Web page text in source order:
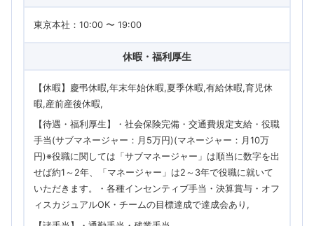
東京本社：10:00 〜 19:00
休暇・福利厚生
【休暇】慶弔休暇,年末年始休暇,夏季休暇,有給休暇,育児休
暇,産前産後休暇
【待遇・福利厚生】・社会保険完備・交通費規定支給・役職
手当(サブマネージャー：月5万円)(マネージャー：月10万
円)※役職に関しては「サブマネージャー」は順当に数字を出
せば約1～2年、「マネージャー」は2～3年で役職に就いて
いただきます。・各種インセンティブ手当・決算賞与・オフ
ィスカジュアルOK・チームの目標達成で達成会あり